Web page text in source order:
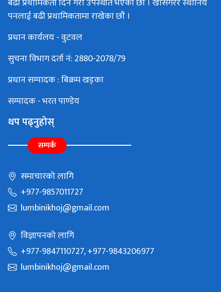
पनलाई बढी प्रथामिकतामा राखेका छौं ।
प्रधान कार्यलय - वुटवल
सुचना विभाग दर्ता नं: 2880-2078/79
प्रधान सम्पादक : बिक्रम खड्का
सम्पादक - भरत पाण्डेय
थप पढ्नुहोस्
सम्पर्क
समाचारको लागि
+977-9857011727
lumbinikhoj@gmail.com
विज्ञापनको लागि
+977-9847110727, +977-9843206977
lumbinikhoj@gmail.com